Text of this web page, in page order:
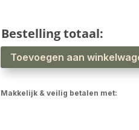
Bestelling totaal:
Babyslab
waterproof
ijsjes
aantal
Toevoegen aan
Makkelijk & veilig betalen met: